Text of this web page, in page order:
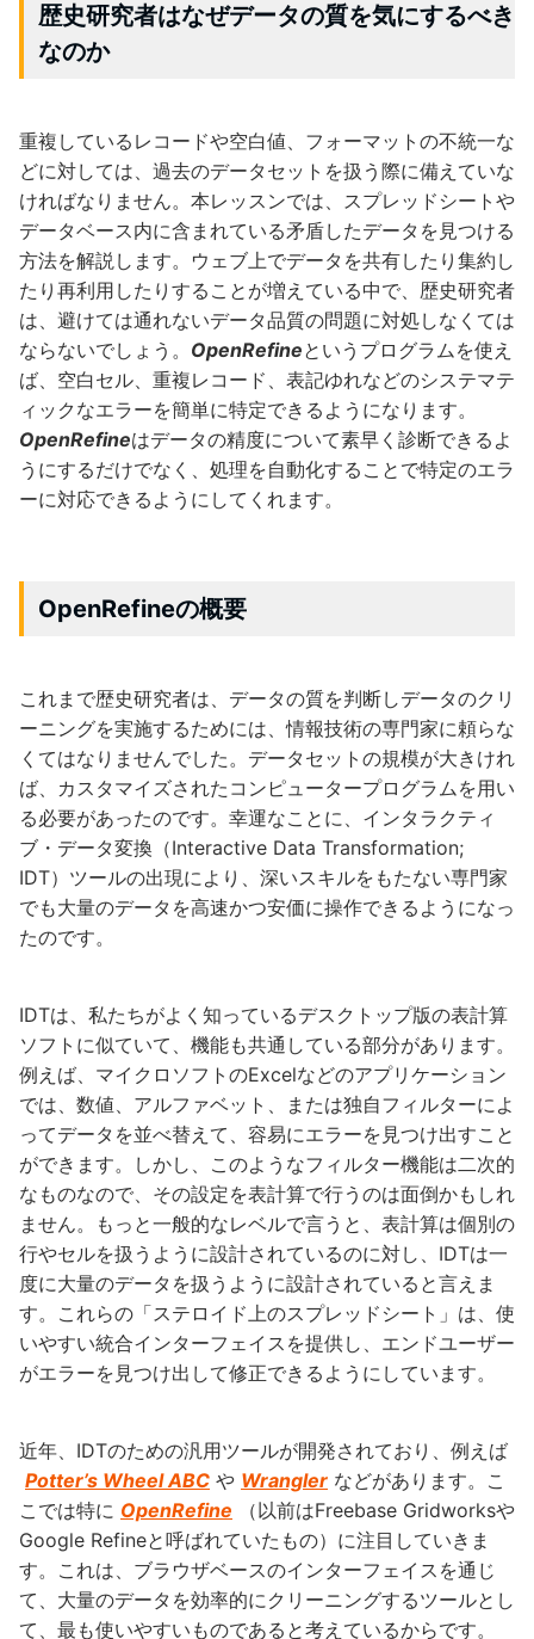
歴史研究者はなぜデータの質を気にするべき
なのか
重複しているレコードや空白値、フォーマットの不統一な
どに対しては、過去のデータセットを扱う際に備えていな
ければなりません。本レッスンでは、スプレッドシートや
データベース内に含まれている矛盾したデータを見つける
方法を解説します。ウェブ上でデータを共有したり集約し
たり再利用したりすることが増えている中で、歴史研究者
は、避けては通れないデータ品質の問題に対処しなくては
ならないでしょう。 OpenRefineというプログラムを使え
ば、空白セル、重複レコード、表記ゆれなどのシステマテ
ィックなエラーを簡単に特定できるようになります。
OpenRefineはデータの精度について素早く診断できるよ
うにするだけでなく、処理を自動化することで特定のエラ
ーに対応できるようにしてくれます。
OpenRefineの概要
これまで歴史研究者は、データの質を判断しデータのクリ
ーニングを実施するためには、情報技術の専門家に頼らな
くてはなりませんでした。データセットの規模が大きけれ
ば、カスタマイズされたコンピュータープログラムを用い
る必要があったのです。幸運なことに、インタラクティ
ブ・データ変換（Interactive Data Transformation;
IDT）ツールの出現により、深いスキルをもたない専門家
でも大量のデータを高速かつ安価に操作できるようになっ
たのです。
IDTは、私たちがよく知っているデスクトップ版の表計算
ソフトに似ていて、機能も共通している部分があります。
例えば、マイクロソフトのExcelなどのアプリケーション
では、数値、アルファベット、または独自フィルターによ
ってデータを並べ替えて、容易にエラーを見つけ出すこと
ができます。しかし、このようなフィルター機能は二次的
なものなので、その設定を表計算で行うのは面倒かもしれ
ません。もっと一般的なレベルで言うと、表計算は個別の
行やセルを扱うように設計されているのに対し、IDTは一
度に大量のデータを扱うように設計されていると言えま
す。これらの「ステロイド上のスプレッドシート」は、使
いやすい統合インターフェイスを提供し、エンドユーザー
がエラーを見つけ出して修正できるようにしています。
近年、IDTのための汎用ツールが開発されており、例えば
Potter’s Wheel ABC や Wrangler などがあります。こ
こでは特に OpenRefine （以前はFreebase Gridworksや
Google Refineと呼ばれていたもの）に注目していきま
す。これは、ブラウザベースのインターフェイスを通じ
て、大量のデータを効率的にクリーニングするツールとし
て、最も使いやすいものであると考えているからです。